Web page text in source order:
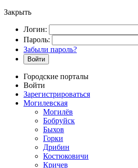
Закрыть
Логин:
Пароль:
Забыли пароль?
Войти
Городские порталы
Войти
Зарегистрироваться
Могилевская
Могилёв
Бобруйск
Быхов
Горки
Дрибин
Костюковичи
Кричев